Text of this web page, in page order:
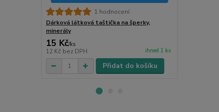
1 hodnocení
Dárková látková taštička na šperky,
minerály
15 Kč/ks
12 Kč bez DPH ihned 1 ks
Přidat do košíku